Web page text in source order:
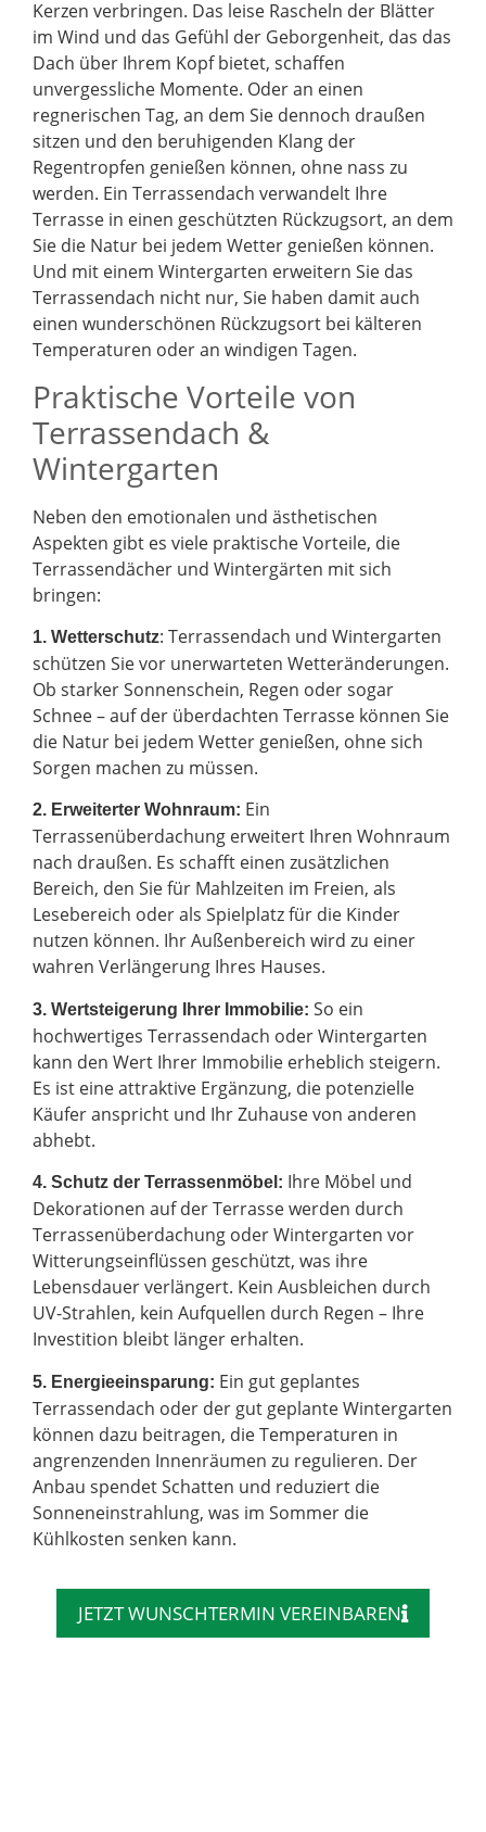
Kerzen verbringen. Das leise Rascheln der Blätter
im Wind und das Gefühl der Geborgenheit, das das
Dach über Ihrem Kopf bietet, schaffen
unvergessliche Momente. Oder an einen
regnerischen Tag, an dem Sie dennoch draußen
sitzen und den beruhigenden Klang der
Regentropfen genießen können, ohne nass zu
werden. Ein Terrassendach verwandelt Ihre
Terrasse in einen geschützten Rückzugsort, an dem
Sie die Natur bei jedem Wetter genießen können.
Und mit einem Wintergarten erweitern Sie das
Terrassendach nicht nur, Sie haben damit auch
einen wunderschönen Rückzugsort bei kälteren
Temperaturen oder an windigen Tagen.
Praktische Vorteile von
Terrassendach &
Wintergarten
Neben den emotionalen und ästhetischen
Aspekten gibt es viele praktische Vorteile, die
Terrassendächer und Wintergärten mit sich
bringen:
1. Wetterschutz: Terrassendach und Wintergarten
schützen Sie vor unerwarteten Wetteränderungen.
Ob starker Sonnenschein, Regen oder sogar
Schnee – auf der überdachten Terrasse können Sie
die Natur bei jedem Wetter genießen, ohne sich
Sorgen machen zu müssen.
2. Erweiterter Wohnraum: Ein
Terrassenüberdachung erweitert Ihren Wohnraum
nach draußen. Es schafft einen zusätzlichen
Bereich, den Sie für Mahlzeiten im Freien, als
Lesebereich oder als Spielplatz für die Kinder
nutzen können. Ihr Außenbereich wird zu einer
wahren Verlängerung Ihres Hauses.
3. Wertsteigerung Ihrer Immobilie: So ein
hochwertiges Terrassendach oder Wintergarten
kann den Wert Ihrer Immobilie erheblich steigern.
Es ist eine attraktive Ergänzung, die potenzielle
Käufer anspricht und Ihr Zuhause von anderen
abhebt.
4. Schutz der Terrassenmöbel: Ihre Möbel und
Dekorationen auf der Terrasse werden durch
Terrassenüberdachung oder Wintergarten vor
Witterungseinflüssen geschützt, was ihre
Lebensdauer verlängert. Kein Ausbleichen durch
UV-Strahlen, kein Aufquellen durch Regen – Ihre
Investition bleibt länger erhalten.
5. Energieeinsparung: Ein gut geplantes
Terrassendach oder der gut geplante Wintergarten
können dazu beitragen, die Temperaturen in
angrenzenden Innenräumen zu regulieren. Der
Anbau spendet Schatten und reduziert die
Sonneneinstrahlung, was im Sommer die
Kühlkosten senken kann.
JETZT WUNSCHTERMIN VEREINBAREN